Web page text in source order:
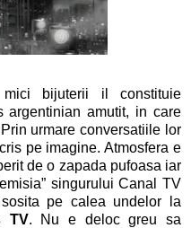
bijuterii il constituie
argentinian amutit, in care
urmare conversatiile lor
pe imagine. Atmosfera e
de o zapada pufoasa iar
singurului Canal TV
pe calea undelor la
TV. Nu e deloc greu sa